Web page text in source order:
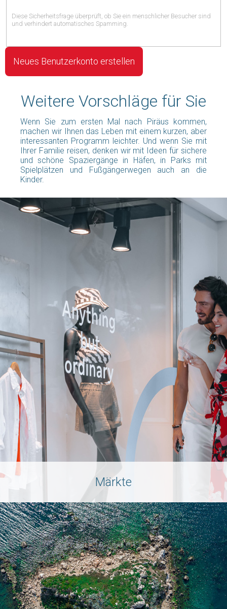
Diese Sicherheitsfrage überprüft, ob Sie ein menschlicher Besucher sind
und verhindert automatisches Spamming.
Weitere Vorschläge für Sie
Wenn Sie zum ersten Mal nach Piräus kommen,
machen wir Ihnen das Leben mit einem kurzen, aber
interessanten Programm leichter. Und wenn Sie mit
Ihrer Familie reisen, denken wir mit Ideen für sichere
und schöne Spaziergänge in Häfen, in Parks mit
Spielplätzen und Fußgängerwegen auch an die
Kinder.
Märkte